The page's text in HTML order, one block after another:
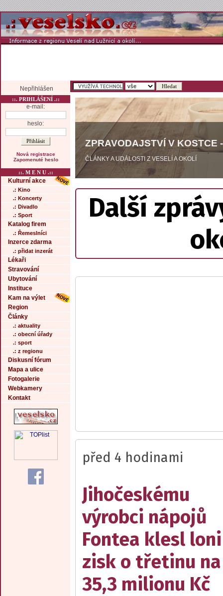
Nepřihlášen
::. PRIHLÁŠENÍ .::
e-mail:
heslo:
Nová registrace
Zapomenuté heslo
::. M E N U .::
Kulturní akce
.: Kino
.: Koncerty
.: Divadlo
.: Sport
Katalog firem
.: Řemeslníci
Inzerce zdarma
.: přidat inzerát
Lékaři
Stravování
Ubytování
Instituce
Kam na výlet
Region
Články
.: aktuality
.: obecní úřady
.: sport
.: z regionu
Diskusní fórum
Mapa a ulice
Fotogalerie
Webkamery
Kontakt
ZPRAVODAJSTVÍ V KOSTCE
ČLÁNKY A UDÁLOSTI Z VESELÍ A OKOLÍ
Další
před 4 hodinami
Jihočeskému
výrobci nápojů
Fontea klesl loni
zisk o třetinu na
35,3 milionu Kč